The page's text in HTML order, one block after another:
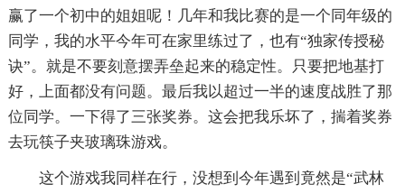
赢了一个初中的姐姐呢！几年和我比赛的是一个同年级的
同学，我的水平今年可在家里练过了，也有“独家传授秘
诀”。就是不要刻意摆弄垒起来的稳定性。只要把地基打
好，上面都没有问题。最后我以超过一半的速度战胜了那
位同学。一下得了三张奖券。这会把我乐坏了，揣着奖券
去玩筷子夹玻璃珠游戏。
这个游戏我同样在行，没想到今年遇到竟然是“武林